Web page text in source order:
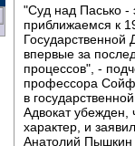
"Суд над Пасько -
приближаемся к
впервые за
процессов", -
профессора
в
Адвокат убежден,
характер, и
Анатолий Пышкин